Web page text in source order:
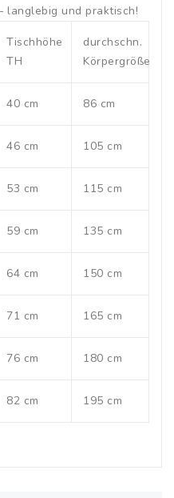
langlebig und praktisch!
Tischhöhe
TH
durchschn.
Körpergröße
40 cm 86 cm
46 cm 105 cm
53 cm 115 cm
59 cm 135 cm
64 cm 150 cm
71 cm 165 cm
76 cm 180 cm
82 cm 195 cm